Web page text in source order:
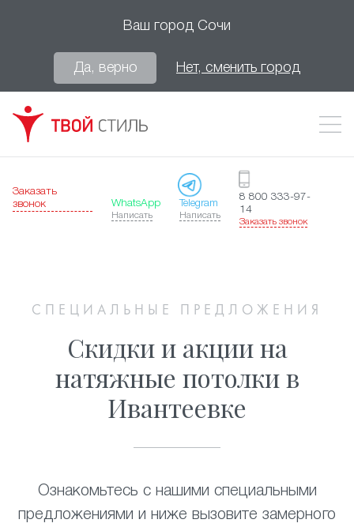
Ваш город Сочи
Да, верно Нет, сменить город
Заказать
звонок
WhatsApp
Написать
Telegram
Написать
8 800 333-97-
14
Заказать звонок
СПЕЦИАЛЬНЫЕ ПРЕДЛОЖЕНИЯ
Скидки и акции на
натяжные потолки в
Ивантеевке
Ознакомьтесь с нашими специальными
предложениями и ниже вызовите замерного